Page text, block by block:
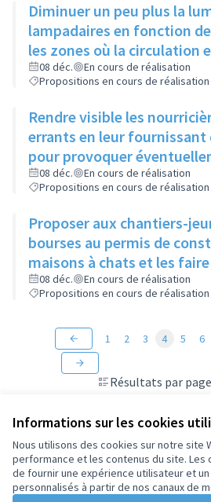
Informations sur les cookies
Nous utilisons des cookies sur notre site
performance et les contenus du site.
de fournir une expérience utilisateur et
personnalisés à partir de nos canaux de
Diminuer un peu plus la
lampadaires en fonction
les zones où la circulation
importante, sans jamais
complètement
08 déc.
En cours de réalisation
Propositions en cours de réalisation
Rendre visible les
errants en leur fournissant
pour provoquer
échanges avec des
08 déc.
En cours de réalisation
Propositions en cours de réalisation
Proposer aux chantiers-
bourses au permis de
maisons à chats et les
grandes que celles
08 déc.
En cours de réalisation
Propositions en cours de réalisation
Résultats par
1 2 3 4 5 6
Conditions d'utilisation
Paramètres des cookies